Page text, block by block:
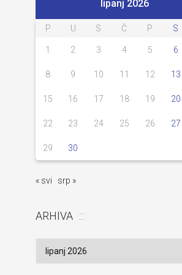
lipanj 2026
P U S Č P S
1 2 3 4 5 6
8 9 10 11 12 13
15 16 17 18 19 20
22 23 24 25 26 27
29 30
« svi srp »
ARHIVA
Arhiva